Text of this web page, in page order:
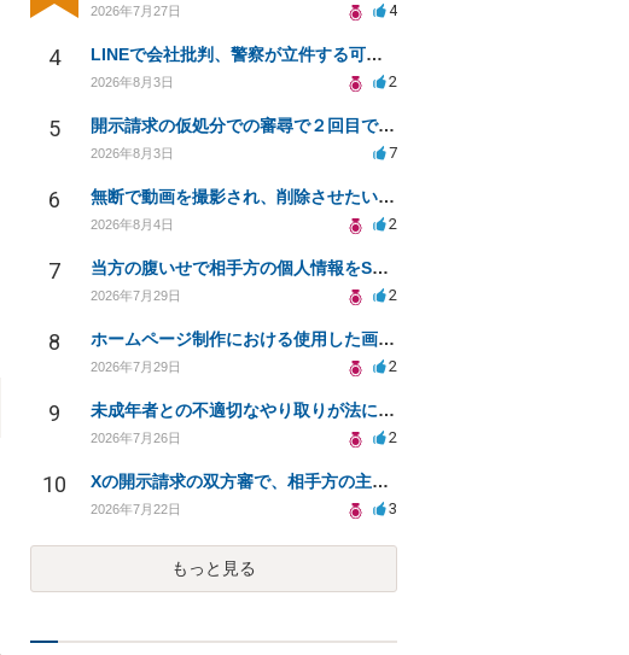
2026年7月27日 4
4 LINEで会社批判、警察が立件する可能性は？
2026年8月3日 2
5 開示請求の仮処分での審尋で２回目で終わらない場合どうしたらいいですか
2026年8月3日 7
6 無断で動画を撮影され、削除させたいが連絡が返ってこない。
2026年8月4日 2
7 当方の腹いせで相手方の個人情報をSNSで晒してしまい名誉毀損させてしまったかもしれない
2026年7月29日 2
8 ホームページ制作における使用した画像や文章の著作権について
2026年7月29日 2
9 未成年者との不適切なやり取りが法に触れる可能性と対処法
2026年7月26日 2
10 Xの開示請求の双方審で、相手方の主張が口頭ばかりで把握しきれません
2026年7月22日 3
もっと見る